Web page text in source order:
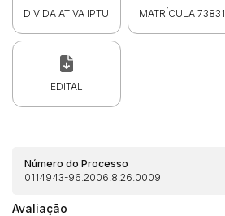
DIVIDA ATIVA IPTU MATRÍCULA 73831
EDITAL
Número do Processo
0114943-96.2006.8.26.0009
Avaliação